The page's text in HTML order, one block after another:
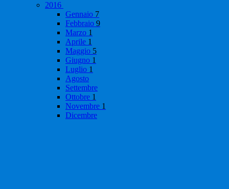
2016
Gennaio 7
Febbraio 9
Marzo 1
Aprile 1
Maggio 5
Giugno 1
Luglio 1
Agosto
Settembre
Ottobre 1
Novembre 1
Dicembre